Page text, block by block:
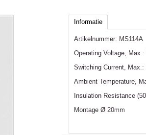
Informatie
Artikelnummer: MS114A
Operating Voltage, Max.:
Switching Current, Max.:
Ambient Temperature,
Insulation Resistance
Montage Ø 20mm